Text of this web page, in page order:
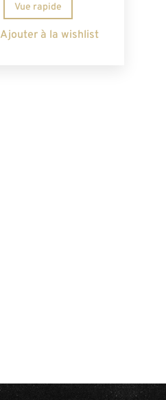
Vue rapide
Ajouter à la wishlist